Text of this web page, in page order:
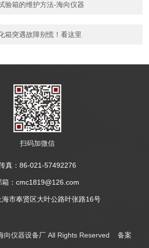
验箱的维护方法-海向仪器
箱突遇故障别慌！看这里
扫码加微信
真：86-021-57492276
箱：cmc1819@126.com
海市奉贤区大叶公路叶张路16号
向仪器设备厂 All Rights Reserved备案